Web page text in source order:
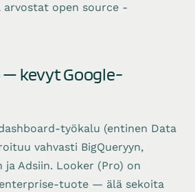
arvostat open source -
— kevyt Google-
työkalu (entinen Data
vahvasti BigQueryyn,
ja Adsiin. Looker (Pro) on
tuote — älä sekoita